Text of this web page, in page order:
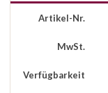
Artikel-Nr.
MwSt.
Verfügbarkeit